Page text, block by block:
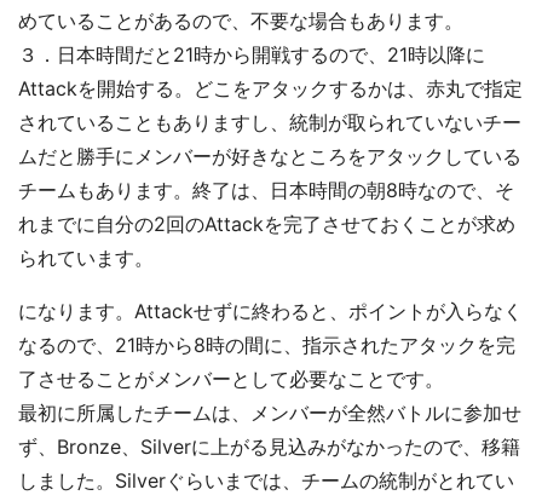
めていることがあるので、不要な場合もあります。
３．日本時間だと21時から開戦するので、21時以降に
Attackを開始する。どこをアタックするかは、赤丸で指定
されていることもありますし、統制が取られていないチー
ムだと勝手にメンバーが好きなところをアタックしている
チームもあります。終了は、日本時間の朝8時なので、そ
れまでに自分の2回のAttackを完了させておくことが求め
られています。
になります。Attackせずに終わると、ポイントが入らなく
なるので、21時から8時の間に、指示されたアタックを完
了させることがメンバーとして必要なことです。
最初に所属したチームは、メンバーが全然バトルに参加せ
ず、Bronze、Silverに上がる見込みがなかったので、移籍
しました。Silverぐらいまでは、チームの統制がとれてい